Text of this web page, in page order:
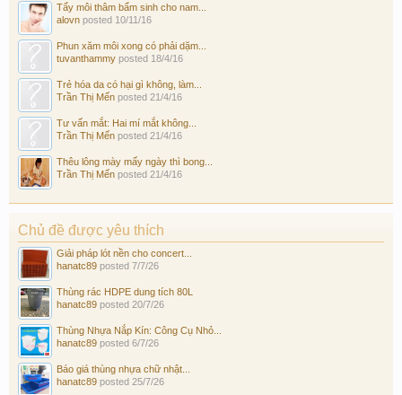
Tẩy môi thâm bẩm sinh cho nam...
alovn posted 10/11/16
Phun xăm môi xong có phải dặm...
tuvanthammy posted 18/4/16
Trẻ hóa da có hại gì không, làm...
Trần Thị Mến posted 21/4/16
Tư vấn mắt: Hai mí mắt không...
Trần Thị Mến posted 21/4/16
Thêu lông mày mấy ngày thì bong...
Trần Thị Mến posted 21/4/16
Chủ đề được yêu thích
Giải pháp lót nền cho concert...
hanatc89 posted 7/7/26
Thùng rác HDPE dung tích 80L
hanatc89 posted 20/7/26
Thùng Nhựa Nắp Kín: Công Cụ Nhỏ...
hanatc89 posted 6/7/26
Báo giá thùng nhựa chữ nhật...
hanatc89 posted 25/7/26